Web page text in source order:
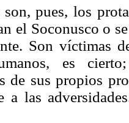
son, pues, los
el Soconusco o
Son víctimas
es
de sus propios
a las